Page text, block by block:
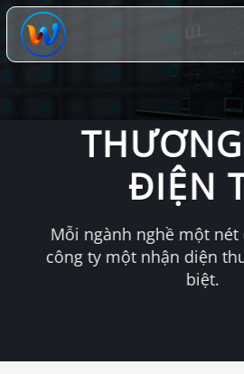
Chuyển
đến
dung
ĐIỆN
Mỗi ngành nghề một
công ty một nhận diện
biệt.